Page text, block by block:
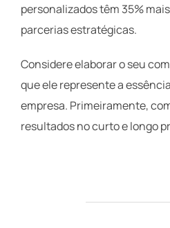
personalizados têm 35%
parcerias estratégicas.
Considere elaborar o seu
que ele represente a
empresa. Primeiramente,
resultados no curto e longo